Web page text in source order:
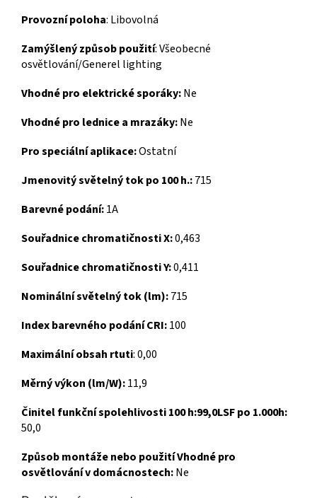
Provozní poloha: Libovolná
Zamýšlený způsob použití: Všeobecné
osvětlování/Generel lighting
Vhodné pro elektrické sporáky:Ne
Vhodné pro lednice a mrazáky:Ne
Pro speciální aplikace:Ostatní
Jmenovitý světelný tok po 100 h.:715
Barevné podání:1A
Souřadnice chromatičnosti X:0,463
Souřadnice chromatičnosti Y:0,411
Nominální světelný tok (lm):715
Index barevného podání CRI:100
Maximální obsah rtuti: 0,00
Měrný výkon (lm/W):11,9
Činitel funkční spolehlivosti 100 h:99,0LSF po 1.000h:
50,0
Způsob montáže nebo použití Vhodné pro
osvětlování v domácnostech:Ne